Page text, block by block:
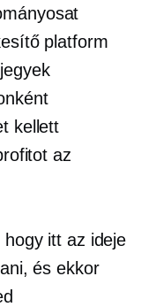
platform
kellett
az
itt az ideje
és ekkor